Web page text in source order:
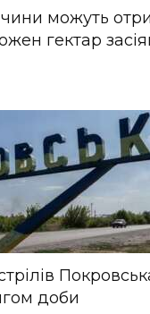
можуть
гектар
доби